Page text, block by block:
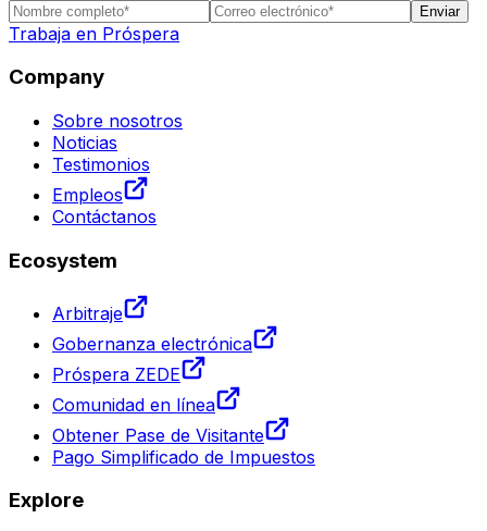
Enviar
Trabaja en Próspera
Company
Sobre nosotros
Noticias
Testimonios
Empleos
Contáctanos
Ecosystem
Arbitraje
Gobernanza electrónica
Próspera ZEDE
Comunidad en línea
Obtener Pase de Visitante
Pago Simplificado de Impuestos
Explore